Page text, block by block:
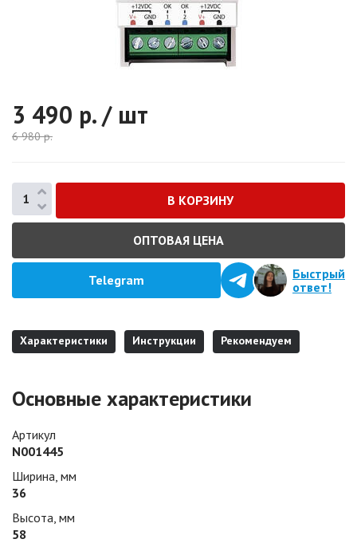
3 490 р. / шт
6 980р.
ОПТОВАЯ ЦЕНА
Telegram
Быстрый
ответ!
Характеристики Инструкции Рекомендуем
Основные характеристики
Артикул
N001445
Ширина, мм
36
Высота, мм
58